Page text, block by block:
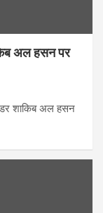
अल हसन पर
शाकिब अल हसन